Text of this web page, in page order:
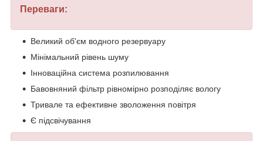
Переваги:
Великий об'єм водного резервуару
Мінімальний рівень шуму
Інноваційна система розпилювання
Бавовняний фільтр рівномірно розподіляє вологу
Тривале та ефективне зволоження повітря
Є підсвічування